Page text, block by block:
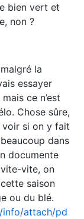
bien vert et
non ?
la
essayer
ce n’est
Chose sûre,
voir si on y fait
dans
documente
vite, on
saison
ou du blé.
info/attach/pd